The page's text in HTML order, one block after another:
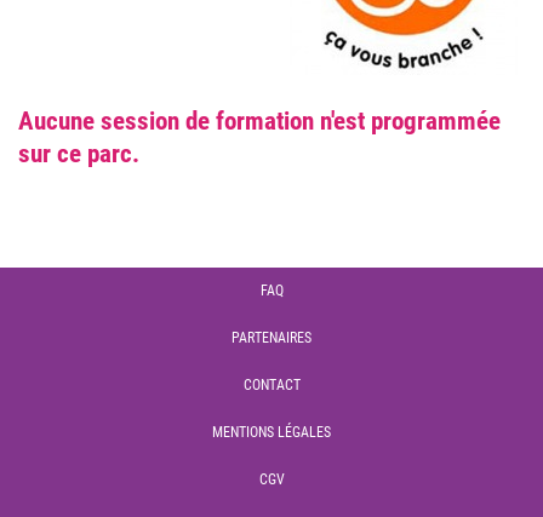
Aucune session de formation n'est programmée
sur ce parc.
FAQ
PARTENAIRES
CONTACT
MENTIONS LÉGALES
CGV